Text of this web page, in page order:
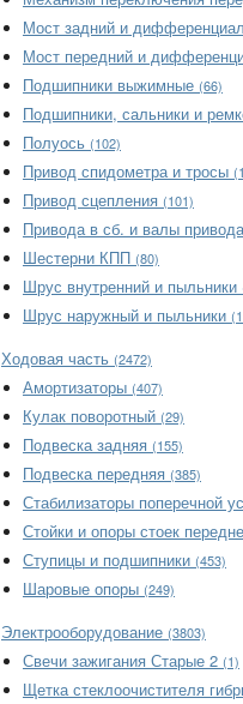
Мост задний и
Мост передний и
Подшипники выжимные (66)
Подшипники, сальники и
Полуось (102)
Привод спидометра и тросы
Привод сцепления (101)
Привода в сб. и валы
Шестерни КПП (80)
Шрус внутренний и пыльники
Шрус наружный и пыльники
Ходовая часть (2472)
Амортизаторы (407)
Кулак поворотный (29)
Подвеска задняя (155)
Подвеска передняя (385)
Стабилизаторы поперечной
Стойки и опоры стоек
Ступицы и подшипники (453)
Шаровые опоры (249)
Электрооборудование (3803)
Свечи зажигания Старые 2 (1)
Щетка стеклоочистителя